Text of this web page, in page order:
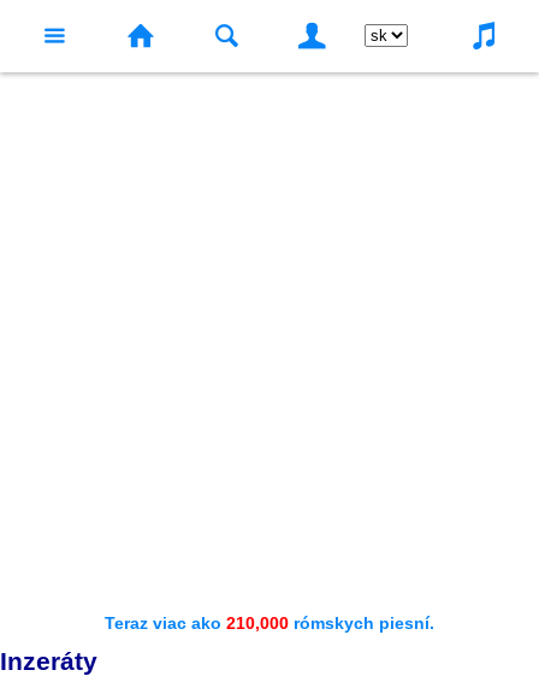
Teraz viac ako 210,000 rómskych piesní.
Inzeráty